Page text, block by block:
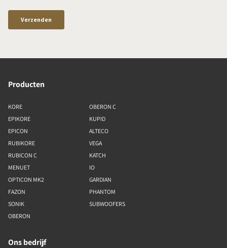
Producten
KORE
EPIKORE
EPICON
RUBIKORE
RUBICON C
MENUET
OPTICON MK2
FAZON
SONIK
OBERON
OBERON C
KUPID
ALTECO
VEGA
KATCH
IO
GARDIAN
PHANTOM
SUBWOOFERS
Ons bedrijf